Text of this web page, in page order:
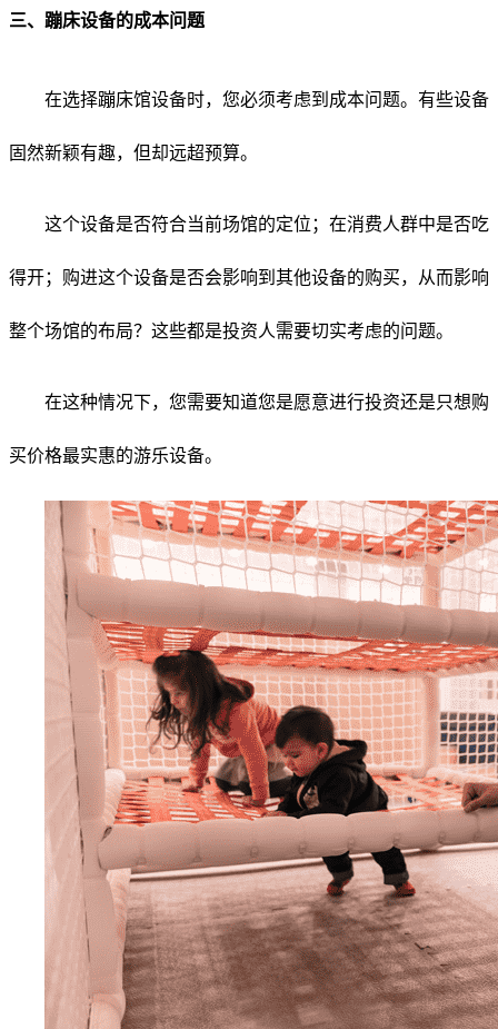
三、蹦床设备的成本问题
在选择蹦床馆设备时，您必须考虑到成本问题。有些设备
固然新颖有趣，但却远超预算。
这个设备是否符合当前场馆的定位；在消费人群中是否吃
得开；购进这个设备是否会影响到其他设备的购买，从而影响
整个场馆的布局？这些都是投资人需要切实考虑的问题。
在这种情况下，您需要知道您是愿意进行投资还是只想购
买价格最实惠的游乐设备。